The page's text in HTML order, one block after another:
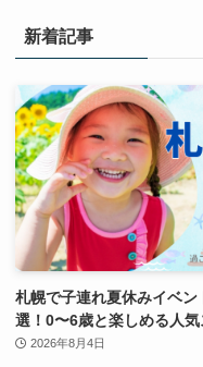
新着記事
札幌で子連れ夏休みイベ
選！0〜6歳と楽しめる人
2026年8月4日